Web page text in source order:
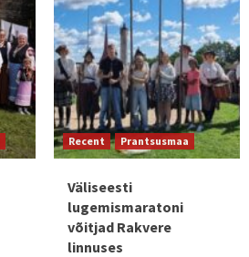
Recent Prantsusmaa
Väliseesti
lugemismaratoni
võitjad Rakvere
linnuses